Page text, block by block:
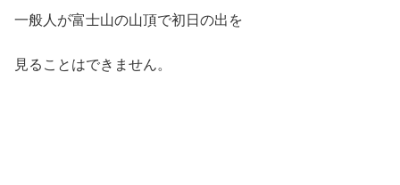
一般人が富士山の山頂で初日の出を
見ることはできません。